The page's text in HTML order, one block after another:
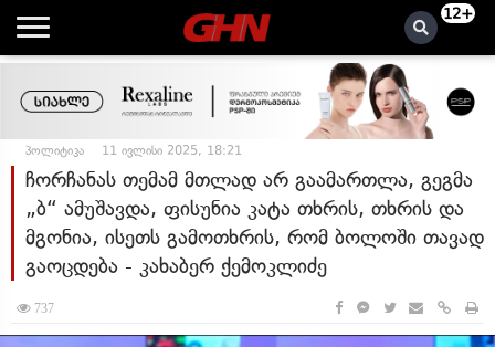
12+
პოლიტიკა 11 ივლისი 2025, 18:21
ჩორჩანას თემამ მთლად არ გაამართლა, გეგმა
„ბ“ ამუშავდა, ფისუნია კატა თხრის, თხრის და
მგონია, ისეთს გამოთხრის, რომ ბოლოში თავად
გაოცდება - კახაბერ ქემოკლიძე
737